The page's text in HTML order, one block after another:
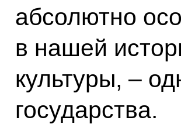
абсолютно
в нашей
культуры, –
государства.